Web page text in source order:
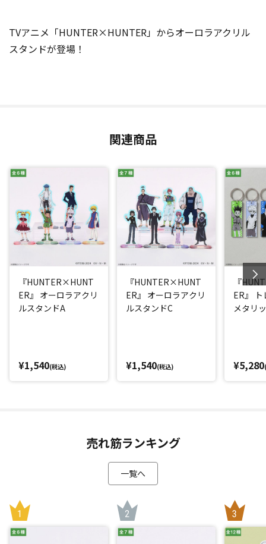
TVアニメ「HUNTER×HUNTER」からオーロラアクリル
スタンドが登場！
関連商品
『HUNTER×HUNT
ER』 オーロラアクリ
ルスタンドA
¥1,540(税込)
『HUNTER×HUNT
ER』 オーロラアクリ
ルスタンドC
¥1,540(税込)
『
ER』
メタリ
¥5,280
売れ筋ランキング
一覧へ